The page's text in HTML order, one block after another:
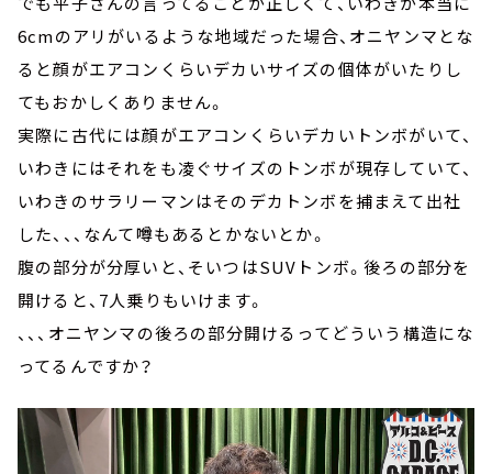
6cmのアリがいるような地域だった場合、オニヤンマとな
ると顔がエアコンくらいデカいサイズの個体がいたりし
てもおかしくありません。
実際に古代には顔がエアコンくらいデカいトンボがいて、
いわきにはそれをも凌ぐサイズのトンボが現存していて、
いわきのサラリーマンはそのデカトンボを捕まえて出社
した、、、なんて噂もあるとかないとか。
腹の部分が分厚いと、そいつはSUVトンボ。後ろの部分を
開けると、7人乗りもいけます。
、、、オニヤンマの後ろの部分開けるってどういう構造にな
ってるんですか？